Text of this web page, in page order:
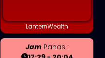
LanternWealth
JamPanas :